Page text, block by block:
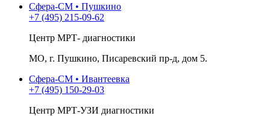
Сфера-СМ • Пушкино
+7 (495) 215-09-62
Центр МРТ- диагностики
МО, г. Пушкино, Писаревский пр-д, дом 5.
Сфера-СМ • Ивантеевка
+7 (495) 150-29-03
Центр МРТ-УЗИ диагностики